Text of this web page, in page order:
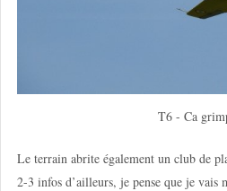
T6 - Ca
Le terrain abrite également un club de
2-3 infos d’ailleurs, je pense que je vais